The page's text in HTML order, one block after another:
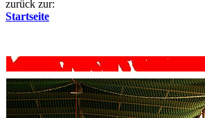
zurück zur:
Startseite